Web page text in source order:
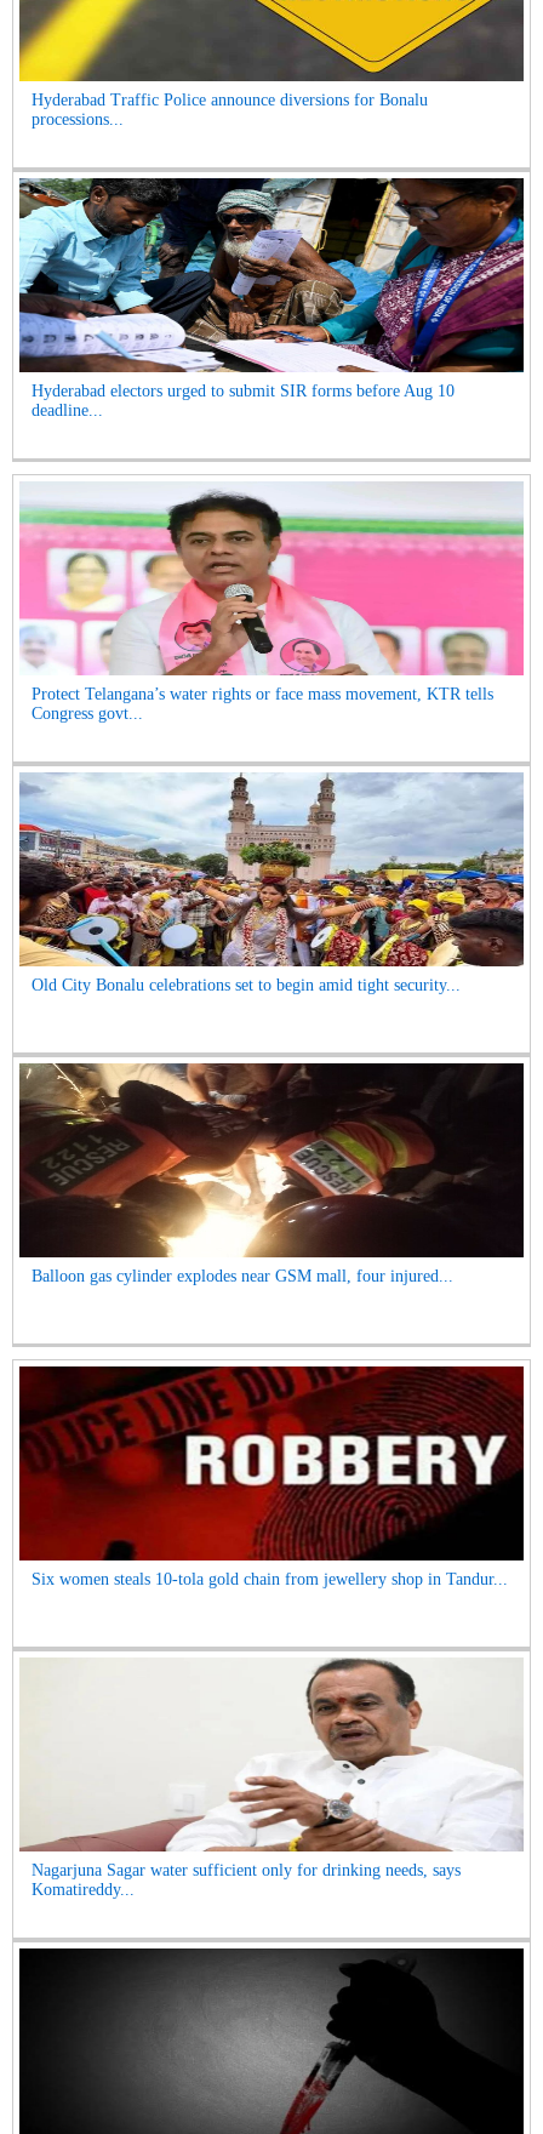
Hyderabad Traffic Police announce diversions for Bonalu
processions...
Hyderabad electors urged to submit SIR forms before Aug 10
deadline...
Protect Telangana’s water rights or face mass movement, KTR tells
Congress govt...
Old City Bonalu celebrations set to begin amid tight security...
Balloon gas cylinder explodes near GSM mall, four injured...
Six women steals 10-tola gold chain from jewellery shop in Tandur...
Nagarjuna Sagar water sufficient only for drinking needs, says
Komatireddy...